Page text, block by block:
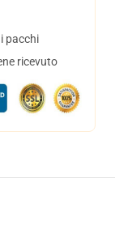
pacchi
ricevuto